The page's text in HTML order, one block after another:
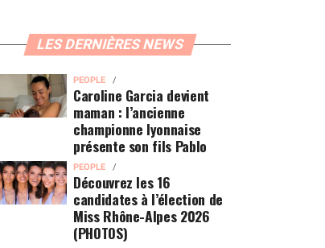
LES DERNIÈRES NEWS
PEOPLE
Caroline Garcia devient
maman : l’ancienne
championne lyonnaise
présente son fils Pablo
PEOPLE
Découvrez les 16
candidates à l’élection de
Miss Rhône-Alpes 2026
(PHOTOS)